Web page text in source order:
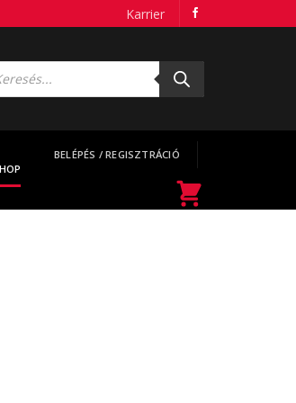
Karrier
BELÉPÉS / REGISZTRÁCIÓ